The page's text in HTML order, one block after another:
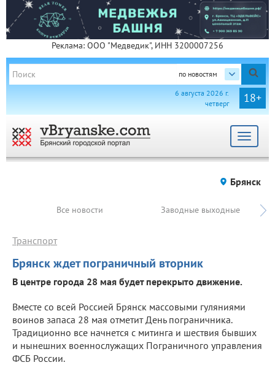
Реклама: ООО "Медведик", ИНН 3200007256
по новостям
18+
6 августа 2026 г.
четверг
Toggle
Брянск
Все новости Заводные выходные
Брянск ждет пограничный вторник
Транспорт
В центре города 28 мая будет перекрыто движение.
Вместе со всей Россией Брянск массовыми гуляниями
воинов запаса 28 мая отметит День пограничника.
Традиционно все начнется с митинга и шествия бывших
и нынешних военнослужащих Пограничного управления
ФСБ России.